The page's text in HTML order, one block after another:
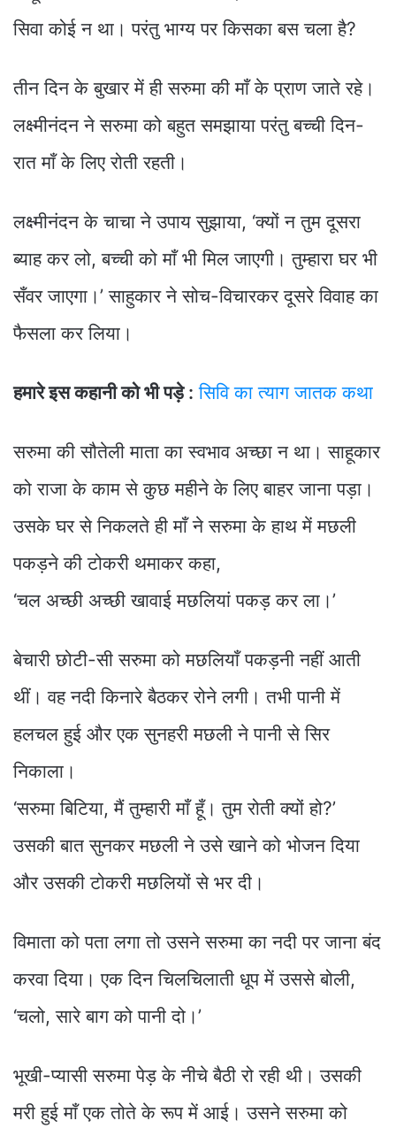
सिवा कोई न था। परंतु भाग्य पर किसका बस चला है?
तीन दिन के बुखार में ही सरुमा की माँ के प्राण जाते रहे।
लक्ष्मीनंदन ने सरुमा को बहुत समझाया परंतु बच्ची दिन-
रात माँ के लिए रोती रहती।
लक्ष्मीनंदन के चाचा ने उपाय सुझाया, ‘क्यों न तुम दूसरा
ब्याह कर लो, बच्ची को माँ भी मिल जाएगी। तुम्हारा घर भी
सँवर जाएगा।’ साहुकार ने सोच-विचारकर दूसरे विवाह का
फैसला कर लिया।
हमारे इस कहानी को भी पड़े : सिवि का त्याग जातक कथा
सरुमा की सौतेली माता का स्वभाव अच्छा न था। साहूकार
को राजा के काम से कुछ महीने के लिए बाहर जाना पड़ा।
उसके घर से निकलते ही माँ ने सरुमा के हाथ में मछली
पकड़ने की टोकरी थमाकर कहा,
‘चल अच्छी अच्छी खावाई मछलियां पकड़ कर ला।’
बेचारी छोटी-सी सरुमा को मछलियाँ पकड़नी नहीं आती
थीं। वह नदी किनारे बैठकर रोने लगी। तभी पानी में
हलचल हुई और एक सुनहरी मछली ने पानी से सिर
निकाला।
‘सरुमा बिटिया, मैं तुम्हारी माँ हूँ। तुम रोती क्यों हो?’
उसकी बात सुनकर मछली ने उसे खाने को भोजन दिया
और उसकी टोकरी मछलियों से भर दी।
विमाता को पता लगा तो उसने सरुमा का नदी पर जाना बंद
करवा दिया। एक दिन चिलचिलाती धूप में उससे बोली,
‘चलो, सारे बाग को पानी दो।’
भूखी-प्यासी सरुमा पेड़ के नीचे बैठी रो रही थी। उसकी
मरी हुई माँ एक तोते के रूप में आई। उसने सरुमा को